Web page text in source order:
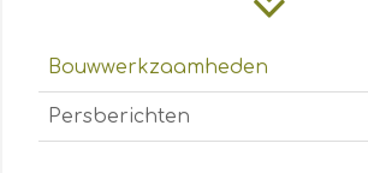
Bouwwerkzaamheden
Persberichten